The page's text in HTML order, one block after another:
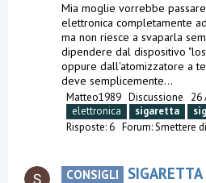
Mia moglie vorrebbe
elettronica completamente
ma non riesce a svaparla
dipendere dal dispositivo
oppure dall'atomizzatore a
deve semplicemente...
Matteo1989 Discussione
26
elettronica
sigaretta
Risposte: 6 Forum:Smettere
CONSIGLI